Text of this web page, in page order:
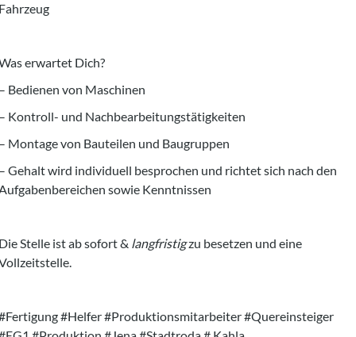
erwartet Dich?
Bedienen von Maschinen
Kontroll- und Nachbearbeitungstätigkeiten
Montage von Bauteilen und Baugruppen
Gehalt wird individuell besprochen und richtet sich nach den
sowie Kenntnissen
Stelle ist ab sofort & langfristigzu besetzen und eine
#Helfer #Produktionsmitarbeiter #Quereinsteiger